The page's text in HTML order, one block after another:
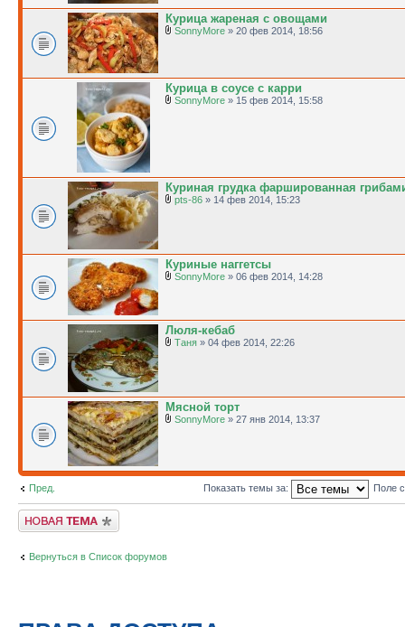
Курица жареная с овощами
SonnyMore » 20 фев 2014, 18:56
Курица в соусе с карри
SonnyMore » 15 фев 2014, 15:58
Куриная грудка фаршированная
pts-86 » 14 фев 2014, 15:23
Куриные наггетсы
SonnyMore » 06 фев 2014, 14:28
Люля-кебаб
Таня » 04 фев 2014, 22:26
Мясной торт
SonnyMore » 27 янв 2014, 13:37
Пред. Показать темы за: Поле
Новая тема
Вернуться в Список форумов